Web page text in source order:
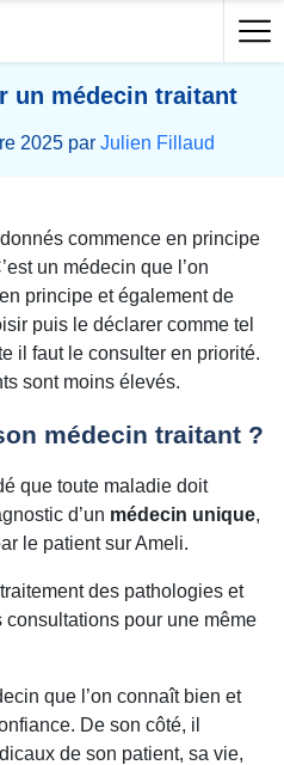
un médecin traitant
2025 par Julien Fillaud
commence en principe
un médecin que l’on
principe et également de
puis le déclarer comme tel
il faut le consulter en priorité.
sont moins élevés.
médecin traitant ?
que toute maladie doit
d’un médecin unique,
le patient sur Ameli.
des pathologies et
consultations pour une même
que l’on connaît bien et
De son côté, il
de son patient, sa vie,